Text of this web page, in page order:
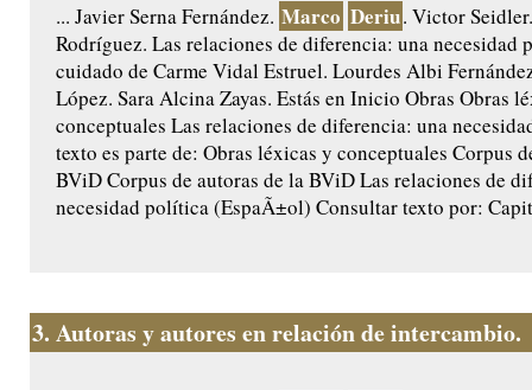
... Javier Serna Fernández. Marco Deriu. Victor
Rodríguez. Las relaciones de diferencia: una necesidad
cuidado de Carme Vidal Estruel. Lourdes Albi
López. Sara Alcina Zayas. Estás en Inicio Obras Obras
conceptuales Las relaciones de diferencia: una
texto es parte de: Obras léxicas y conceptuales Corpus
BViD Corpus de autoras de la BViD Las relaciones de
necesidad política (EspaÃ±ol) Consultar texto por:
3. Autoras y autores en relación de intercambio.